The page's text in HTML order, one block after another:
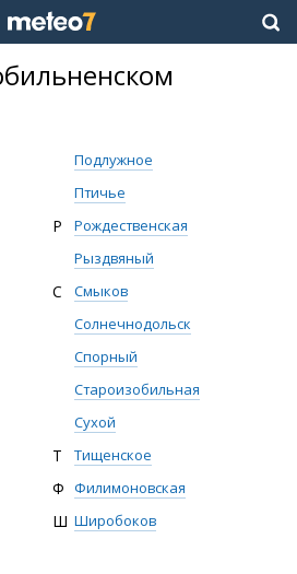
Подлужное
Птичье
Р
Рождественская
Рыздвяный
С
Смыков
Солнечнодольск
Спорный
Староизобильная
Сухой
Т Тищенское
Ф Филимоновская
Ш Широбоков